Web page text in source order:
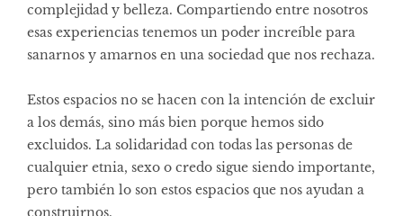
complejidad y belleza. Compartiendo entre nosotros
esas experiencias tenemos un poder increíble para
sanarnos y amarnos en una sociedad que nos rechaza.
Estos espacios no se hacen con la intención de excluir
a los demás, sino más bien porque hemos sido
excluidos. La solidaridad con todas las personas de
cualquier etnia, sexo o credo sigue siendo importante,
pero también lo son estos espacios que nos ayudan a
construirnos.